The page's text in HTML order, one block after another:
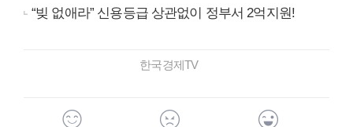
“빚 없애라” 신용등급 상관없이 정부서 2억지원!
한국경제TV